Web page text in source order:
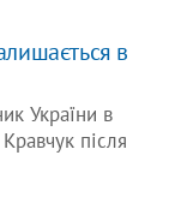
в
України в
після